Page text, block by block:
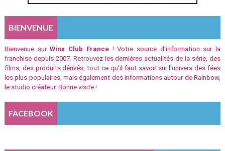
BIENVENUE
Bienvenue surWinx Club France! Votre source d'information sur la
franchise depuis 2007. Retrouvez les dernières actualités de la série, des
films, des produits dérivés, tout ce qu'il faut savoir sur l'univers des fées
les plus populaires, mais également des informations autour de Rainbow,
le studio créateur. Bonne visite !
FACEBOOK